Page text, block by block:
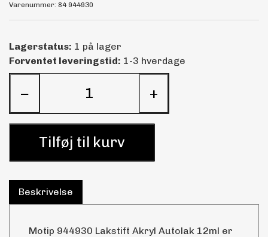
Varenummer: 84 944930
Lagerstatus: 1 på lager
Forventet leveringstid: 1-3 hverdage
− +
Tilføj til kurv
Beskrivelse
Motip 944930 Lakstift Akryl Autolak 12ml er